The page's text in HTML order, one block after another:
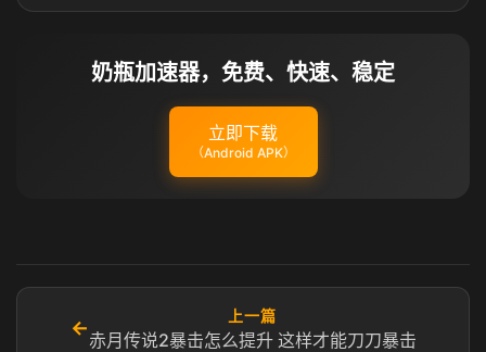
奶瓶加速器，免费、快速、稳定
立即下载
（Android APK）
←
上一篇
赤月传说2暴击怎么提升 这样才能刀刀暴击